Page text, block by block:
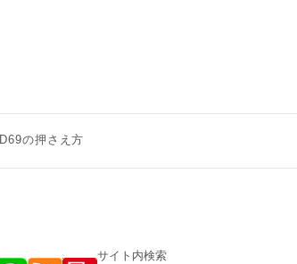
D69の押さえ方
サイト内検索